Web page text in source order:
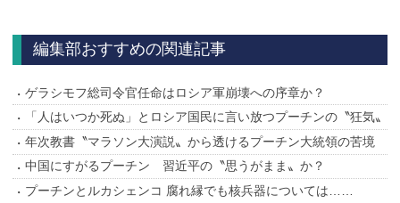
編集部おすすめの関連記事
ゲラシモフ総司令官任命はロシア軍崩壊への序章か？
「人はいつか死ぬ」とロシア国民に言い放つプーチンの〝狂気〟
年次教書〝マラソン大演説〟から透けるプーチン大統領の苦境
中国にすがるプーチン 習近平の〝思うがまま〟か？
プーチンとルカシェンコ 腐れ縁でも核兵器については……